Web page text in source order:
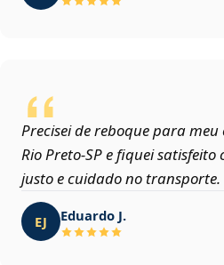
Precisei de reboque para meu
Rio Preto‑SP e fiquei
justo e cuidado no transporte.
EJ Eduardo J.